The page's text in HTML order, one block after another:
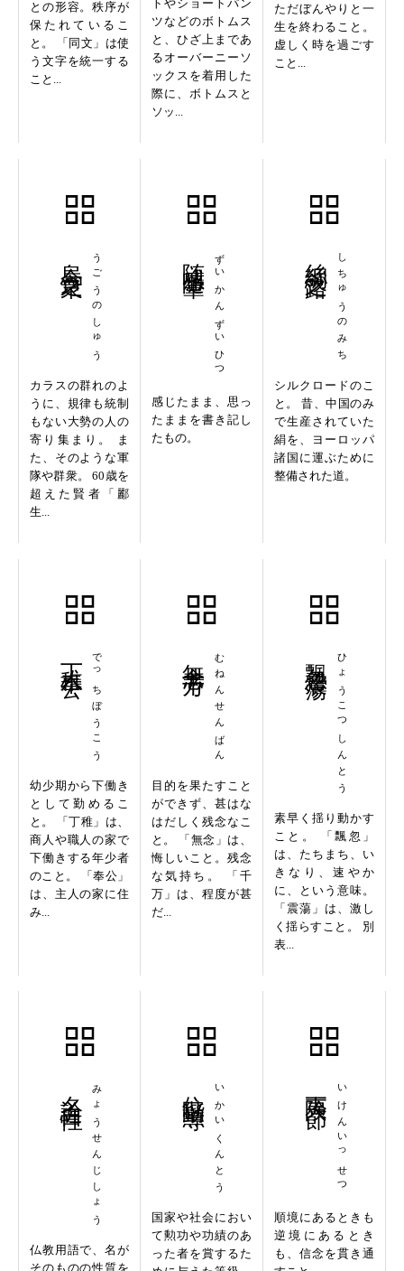
との形容。秩序が
保たれているこ
と。 「同文」は使
う文字を統一する
こと...
トやショートパン
ツなどのボトムス
と、ひざ上まであ
るオーバーニーソ
ックスを着用した
際に、ボトムスと
ソッ...
ただぼんやりと一
生を終わること。
虚しく時を過ごす
こと...
うごうのしゅう
カラスの群れのよ
うに、規律も統制
もない大勢の人の
寄り集まり。 ま
た、そのような軍
隊や群衆。 60歳を
超えた賢者「酈
生...
ずいかんずいひつ
感じたまま、思っ
たままを書き記し
たもの。
しちゅうのみち
シルクロードのこ
と。 昔、中国のみ
で生産されていた
絹を、ヨーロッパ
諸国に運ぶために
整備された道。
でっちぼうこう
幼少期から下働き
として勤めるこ
と。 「丁稚」は、
商人や職人の家で
下働きする年少者
のこと。 「奉公」
は、主人の家に住
み...
むねんせんばん
目的を果たすこと
ができず、甚はな
はだしく残念なこ
と。 「無念」は、
悔しいこと。残念
な気持ち。 「千
万」は、程度が甚
だ...
ひょうこつしんとう
素早く揺り動かす
こと。 「飄忽」
は、たちまち、い
きなり、速やか
に、という意味。
「震蕩」は、激し
く揺らすこと。 別
表...
みょうせんじしょう
仏教用語で、名が
そのものの性質を
いかいくんとう
国家や社会におい
て勲功や功績のあ
った者を賞するた
いけんいっせつ
順境にあるときも
逆境にあるとき
も、信念を貫き通